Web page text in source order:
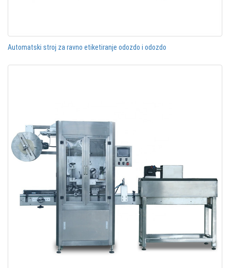
Automatski stroj za ravno etiketiranje odozdo i odozdo